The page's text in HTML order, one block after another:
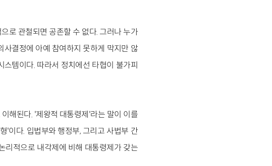
로 관철되면 공존할 수 없다. 그러나 누가
사결정에 아예 참여하지 못하게 막지만 않
템이다. 따라서 정치에선 타협이 불가피
해된다. '제왕적 대통령제'라는 말이 이를
'이다. 입법부와 행정부, 그리고 사법부 간
리적으로 내각제에 비해 대통령제가 갖는